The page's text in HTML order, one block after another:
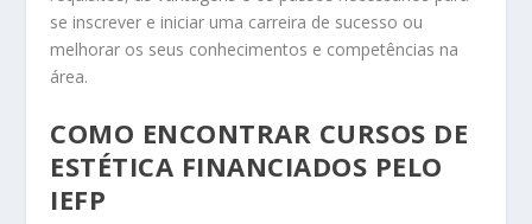
se inscrever e iniciar uma carreira de sucesso ou
melhorar os seus conhecimentos e competências na
área.
COMO ENCONTRAR CURSOS DE
ESTÉTICA FINANCIADOS PELO
IEFP